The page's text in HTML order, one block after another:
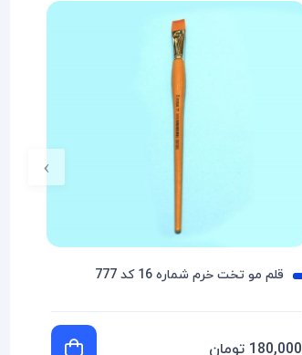
قلم مو تخت خرم شماره 16 کد 777
180,000 تومان
›